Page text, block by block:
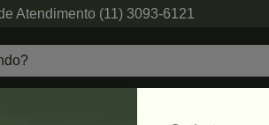
Atendimento (11) 3093-6121